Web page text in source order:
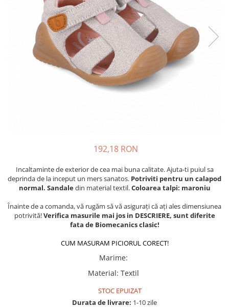
192,18 RON
Incaltaminte de exterior de cea mai buna calitate. Ajuta-ti puiul sa
deprinda de la inceput un mers sanatos. Potriviti pentru un calapod
normal. Sandaledin material textil.Coloarea talpi: maroniu
Înainte de a comanda, vă rugăm să vă asigurați că ați ales dimensiunea
potrivită!Verifica masurile mai jos in DESCRIERE, sunt diferite
fata de Biomecanics clasic!
CUM MASURAM PICIORUL CORECT!
Marime:
Material: Textil
STOC EPUIZAT
Durata de livrare: 1-10 zile